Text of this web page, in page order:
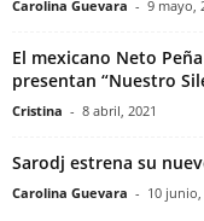
Carolina Guevara - 9 mayo,
El mexicano Neto
presentan “Nuestro
Cristina - 8 abril, 2021
Sarodj estrena su
Carolina Guevara - 10 junio,